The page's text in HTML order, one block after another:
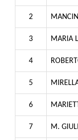
2
3 MARIA
4
5
6
7 M.